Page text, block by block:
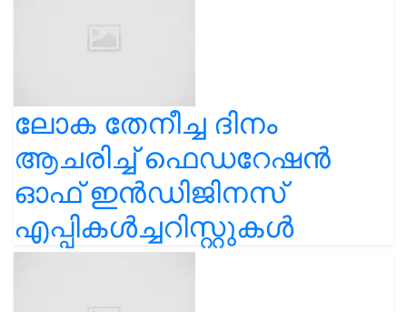
ലോക തേനീച്ച ദിനം
ആചരിച്ച് ഫെഡറേഷൻ
ഓഫ് ഇൻഡിജിനസ്
എപ്പികൾച്ചറിസ്റ്റുകൾ